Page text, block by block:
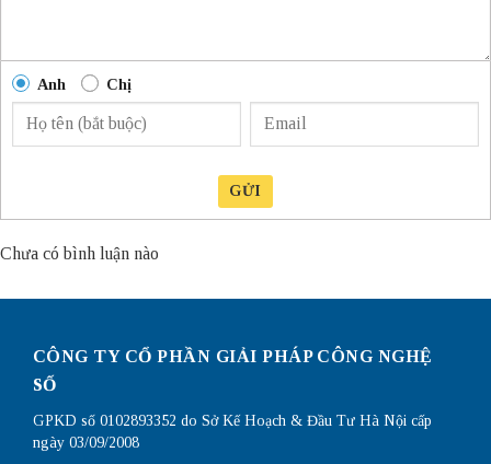
Anh Chị
GỬI
Chưa có bình luận nào
CÔNG TY CỔ PHẦN GIẢI PHÁP CÔNG NGHỆ
SỐ
GPKD số 0102893352 do Sở Kế Hoạch & Đầu Tư Hà Nội cấp
ngày 03/09/2008